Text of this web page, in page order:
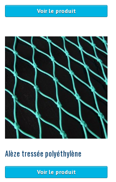
Voir le produit
Alèze tressée polyéthylène
Voir le produit